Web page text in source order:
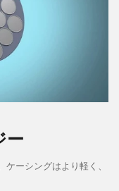
ー
ーシングはより軽く、